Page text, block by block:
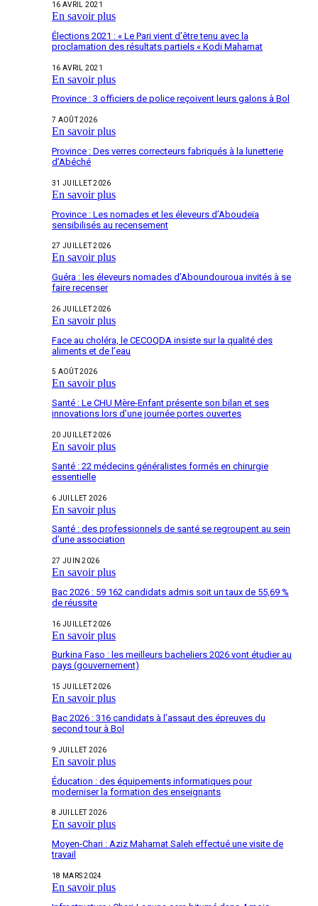
16 AVRIL 2021
En savoir plus
Élections 2021 : « Le Pari vient d’être tenu avec la
proclamation des résultats partiels « Kodi Mahamat
16 AVRIL 2021
En savoir plus
Province : 3 officiers de police reçoivent leurs galons à Bol
7 AOÛT 2026
En savoir plus
Province : Des verres correcteurs fabriqués à la lunetterie
d’Abéché
31 JUILLET 2026
En savoir plus
Province : Les nomades et les éleveurs d’Aboudeïa
sensibilisés au recensement
27 JUILLET 2026
En savoir plus
Guéra : les éleveurs nomades d’Aboundouroua invités à se
faire recenser
26 JUILLET 2026
En savoir plus
Face au choléra, le CECOQDA insiste sur la qualité des
aliments et de l’eau
5 AOÛT 2026
En savoir plus
Santé : Le CHU Mère-Enfant présente son bilan et ses
innovations lors d’une journée portes ouvertes
20 JUILLET 2026
En savoir plus
Santé : 22 médecins généralistes formés en chirurgie
essentielle
6 JUILLET 2026
En savoir plus
Santé : des professionnels de santé se regroupent au sein
d’une association
27 JUIN 2026
En savoir plus
Bac 2026 : 59 162 candidats admis soit un taux de 55,69 %
de réussite
16 JUILLET 2026
En savoir plus
Burkina Faso : les meilleurs bacheliers 2026 vont étudier au
pays (gouvernement)
15 JUILLET 2026
En savoir plus
Bac 2026 : 316 candidats à l’assaut des épreuves du
second tour à Bol
9 JUILLET 2026
En savoir plus
Éducation : des équipements informatiques pour
moderniser la formation des enseignants
8 JUILLET 2026
En savoir plus
Moyen-Chari : Aziz Mahamat Saleh effectué une visite de
travail
18 MARS 2024
En savoir plus